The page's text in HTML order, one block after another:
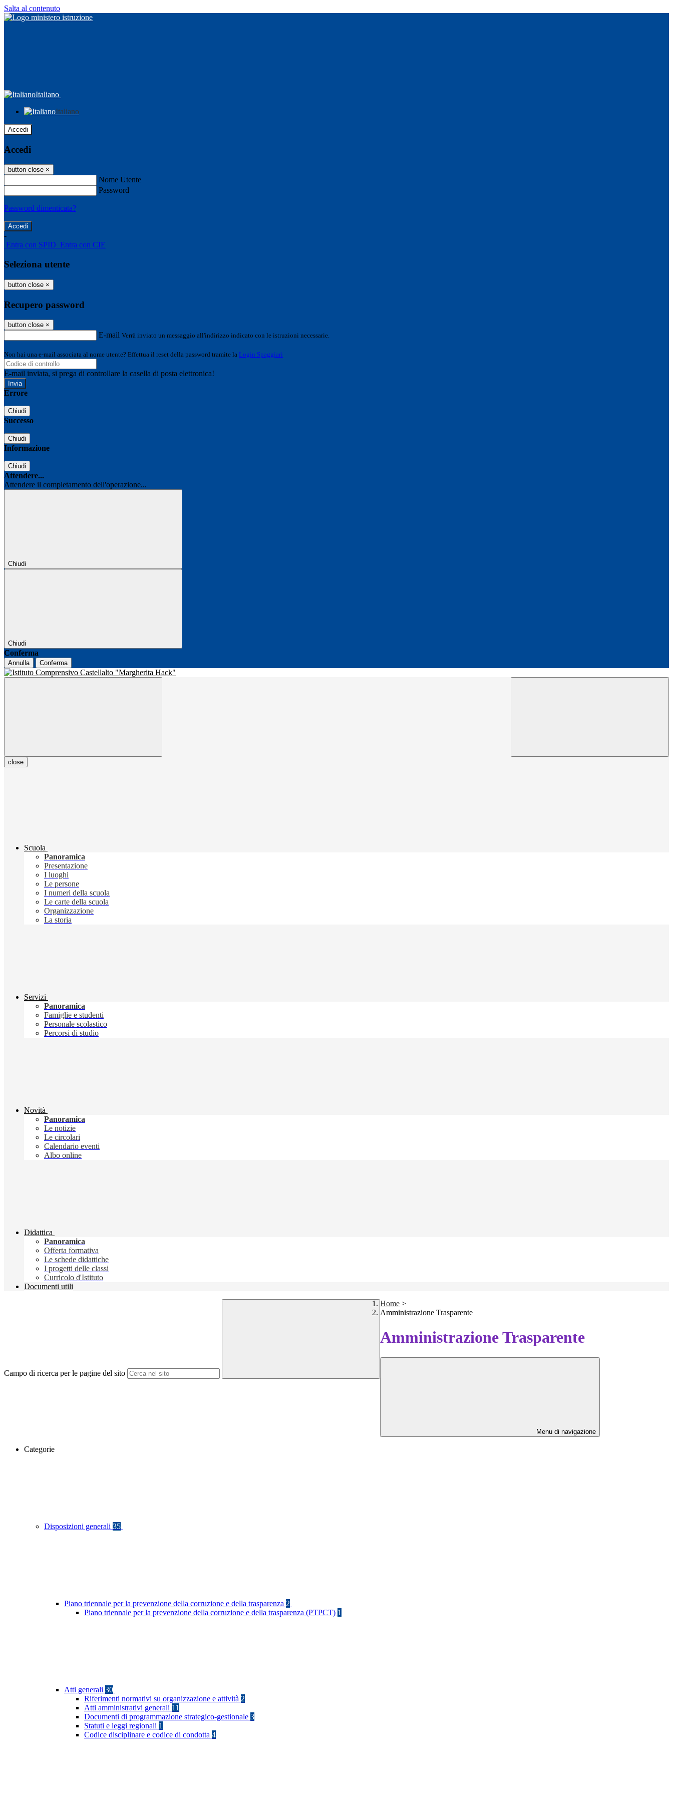
Salta al contenuto
Italiano
Italiano
Accedi
Accedi
button close ×
Nome Utente
Password
Password dimenticata?
-
Entra con SPID Entra con CIE
Seleziona utente
button close ×
Recupero password
button close ×
E-mail Verrà inviato un messaggio all'indirizzo indicato con le istruzioni necessarie.
Non hai una e-mail associata al nome utente? Effettua il reset della password tramite la Login Spaggiari
E-mail inviata, si prega di controllare la casella di posta elettronica!
Errore
Chiudi
Successo
Chiudi
Informazione
Chiudi
Attendere...
Attendere il completamento dell'operazione...
Chiudi
Chiudi
Conferma
Annulla Conferma
close
Scuola
Panoramica
Presentazione
I luoghi
Le persone
I numeri della scuola
Le carte della scuola
Organizzazione
La storia
Servizi
Panoramica
Famiglie e studenti
Personale scolastico
Percorsi di studio
Novità
Panoramica
Le notizie
Le circolari
Calendario eventi
Albo online
Didattica
Panoramica
Offerta formativa
Le schede didattiche
I progetti delle classi
Curricolo d'Istituto
Documenti utili
Campo di ricerca per le pagine del sito
Home >
Amministrazione Trasparente
Amministrazione Trasparente
Menu di navigazione
Categorie
Disposizioni generali 35
Piano triennale per la prevenzione della corruzione e della trasparenza 2
Piano triennale per la prevenzione della corruzione e della trasparenza (PTPCT) 1
Atti generali 30
Riferimenti normativi su organizzazione e attività 2
Atti amministrativi generali 11
Documenti di programmazione strategico-gestionale 3
Statuti e leggi regionali 1
Codice disciplinare e codice di condotta 4